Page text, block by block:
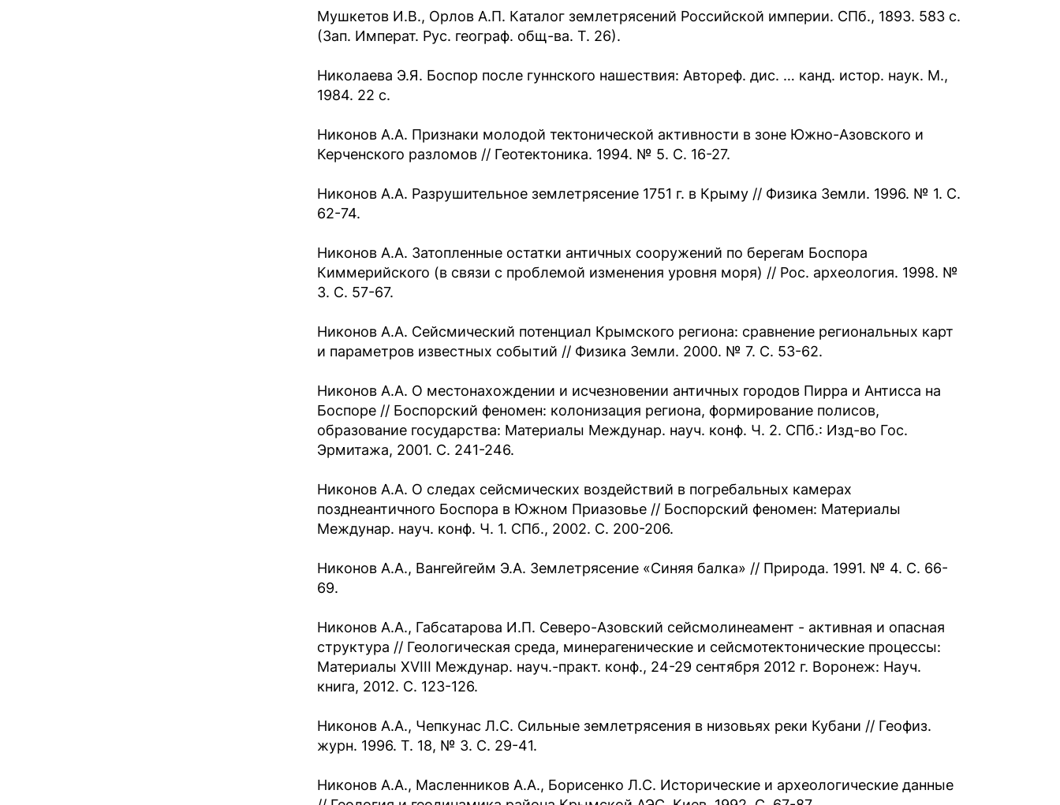
Мушкетов И.В., Орлов А.П. Каталог землетрясений Российской империи. СПб., 1893. 583 с.
(Зап. Императ. Рус. географ. общ-ва. Т. 26).
Николаева Э.Я. Боспор после гуннского нашествия: Автореф. дис. … канд. истор. наук. М.,
1984. 22 с.
Никонов А.А. Признаки молодой тектонической активности в зоне Южно-Азовского и
Керченского разломов // Геотектоника. 1994. № 5. С. 16-27.
Никонов А.А. Разрушительное землетрясение 1751 г. в Крыму // Физика Земли. 1996. № 1. С.
62-74.
Никонов А.А. Затопленные остатки античных сооружений по берегам Боспора
Киммерийского (в связи с проблемой изменения уровня моря) // Рос. археология. 1998. №
3. С. 57-67.
Никонов А.А. Сейсмический потенциал Крымского региона: сравнение региональных карт
и параметров известных событий // Физика Земли. 2000. № 7. С. 53-62.
Никонов А.А. О местонахождении и исчезновении античных городов Пирра и Антисса на
Боспоре // Боспорский феномен: колонизация региона, формирование полисов,
образование государства: Материалы Междунар. науч. конф. Ч. 2. СПб.: Изд-во Гос.
Эрмитажа, 2001. С. 241-246.
Никонов А.А. О следах сейсмических воздействий в погребальных камерах
позднеантичного Боспора в Южном Приазовье // Боспорский феномен: Материалы
Междунар. науч. конф. Ч. 1. СПб., 2002. С. 200-206.
Никонов А.А., Вангейгейм Э.А. Землетрясение «Синяя балка» // Природа. 1991. № 4. С. 66-
69.
Никонов А.А., Габсатарова И.П. Северо-Азовский сейсмолинеамент - активная и опасная
структура // Геологическая среда, минерагенические и сейсмотектонические процессы:
Материалы XVIII Междунар. науч.-практ. конф., 24-29 сентября 2012 г. Воронеж: Науч.
книга, 2012. С. 123-126.
Никонов А.А., Чепкунас Л.С. Сильные землетрясения в низовьях реки Кубани // Геофиз.
журн. 1996. Т. 18, № 3. С. 29-41.
Никонов А.А., Масленников А.А., Борисенко Л.С. Исторические и археологические данные